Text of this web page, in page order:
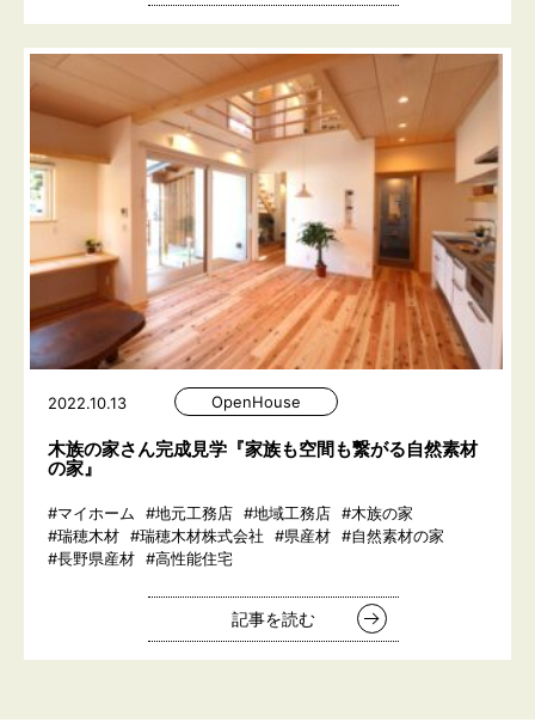
2022.10.13 OpenHouse
木族の家さん完成見学『家族も空間も繋がる自然素材
の家』
#マイホーム #地元工務店 #地域工務店 #木族の家
#瑞穂木材 #瑞穂木材株式会社 #県産材 #自然素材の家
#長野県産材 #高性能住宅
記事を読む